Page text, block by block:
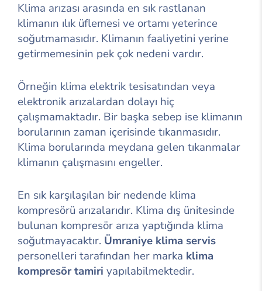
Klima arızası arasında en sık rastlanan
klimanın ılık üflemesi ve ortamı yeterince
soğutmamasıdır. Klimanın faaliyetini yerine
getirmemesinin pek çok nedeni vardır.
Örneğin klima elektrik tesisatından veya
elektronik arızalardan dolayı hiç
çalışmamaktadır. Bir başka sebep ise klimanın
borularının zaman içerisinde tıkanmasıdır.
Klima borularında meydana gelen tıkanmalar
klimanın çalışmasını engeller.
En sık karşılaşılan bir nedende klima
kompresörü arızalarıdır. Klima dış ünitesinde
bulunan kompresör arıza yaptığında klima
soğutmayacaktır. Ümraniye klima servis
personelleri tarafından her marka klima
kompresör tamiri yapılabilmektedir.